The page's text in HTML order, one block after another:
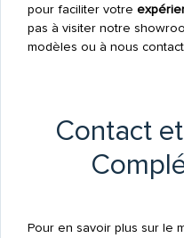
pour faciliter votre
pas à visiter notre
modèles ou à nous
Contact
Pour en savoir plus sur le